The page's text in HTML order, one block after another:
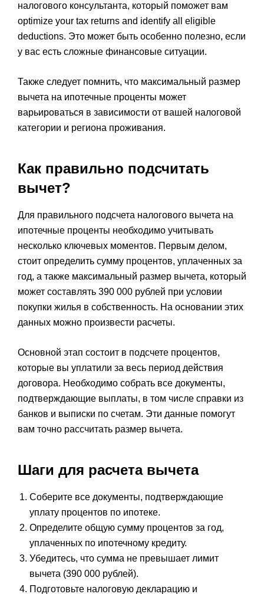
налогового консультанта, который поможет вам
optimize your tax returns and identify all eligible
deductions. Это может быть особенно полезно, если
у вас есть сложные финансовые ситуации.
Также следует помнить, что максимальный размер
вычета на ипотечные проценты может
варьироваться в зависимости от вашей налоговой
категории и региона проживания.
Как правильно подсчитать
вычет?
Для правильного подсчета налогового вычета на
ипотечные проценты необходимо учитывать
несколько ключевых моментов. Первым делом,
стоит определить сумму процентов, уплаченных за
год, а также максимальный размер вычета, который
может составлять 390 000 рублей при условии
покупки жилья в собственность. На основании этих
данных можно произвести расчеты.
Основной этап состоит в подсчете процентов,
которые вы уплатили за весь период действия
договора. Необходимо собрать все документы,
подтверждающие выплаты, в том числе справки из
банков и выписки по счетам. Эти данные помогут
вам точно рассчитать размер вычета.
Шаги для расчета вычета
Соберите все документы, подтверждающие
уплату процентов по ипотеке.
Определите общую сумму процентов за год,
уплаченных по ипотечному кредиту.
Убедитесь, что сумма не превышает лимит
вычета (390 000 рублей).
Подготовьте налоговую декларацию и